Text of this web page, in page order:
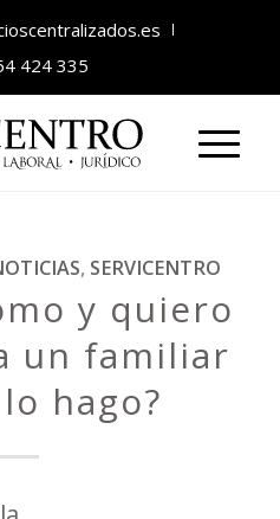
424 335
, SERVICENTRO
y quiero
un familiar
hago?